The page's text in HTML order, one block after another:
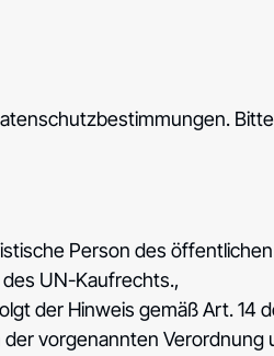
.
Person des
UN-Kaufrechts.,
der Hinweis gemäß Art. 14
vorgenannten Verordnung